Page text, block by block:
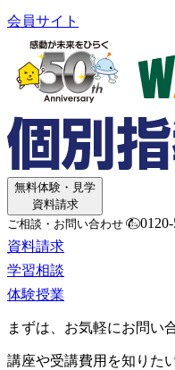
会員サイト
無料体験・見学
資料請求
ご相談・お問い合わせ
資料請求
学習相談
体験授業
まずは、お気軽にお問い
講座や受講費用を知りた